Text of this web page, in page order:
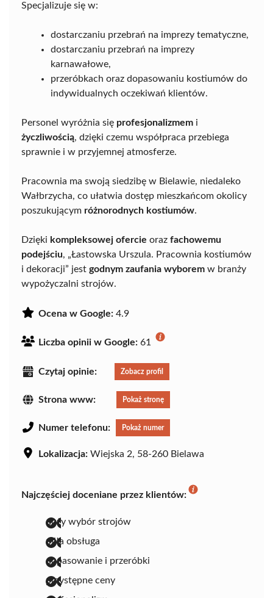
Specjalizuje się w:
dostarczaniu przebrań na imprezy tematyczne,
dostarczaniu przebrań na imprezy
karnawałowe,
przeróbkach oraz dopasowaniu kostiumów do
indywidualnych oczekiwań klientów.
Personel wyróżnia się profesjonalizmem i
życzliwością, dzięki czemu współpraca przebiega
sprawnie i w przyjemnej atmosferze.
Pracownia ma swoją siedzibę w Bielawie, niedaleko
Wałbrzycha, co ułatwia dostęp mieszkańcom okolicy
poszukującym różnorodnych kostiumów.
Dzięki kompleksowej ofercie oraz fachowemu
podejściu, „Łastowska Urszula. Pracownia kostiumów
i dekoracji” jest godnym zaufania wyborem w branży
wypożyczalni strojów.
Ocena w Google: 4.9
Liczba opinii w Google: 61
Czytaj opinie: Zobacz profil
Strona www: Pokaż stronę
Numer telefonu: Pokaż numer
Lokalizacja: Wiejska 2, 58-260 Bielawa
Najczęściej doceniane przez klientów:
duży wybór strojów
miła obsługa
dopasowanie i przeróbki
przystępne ceny